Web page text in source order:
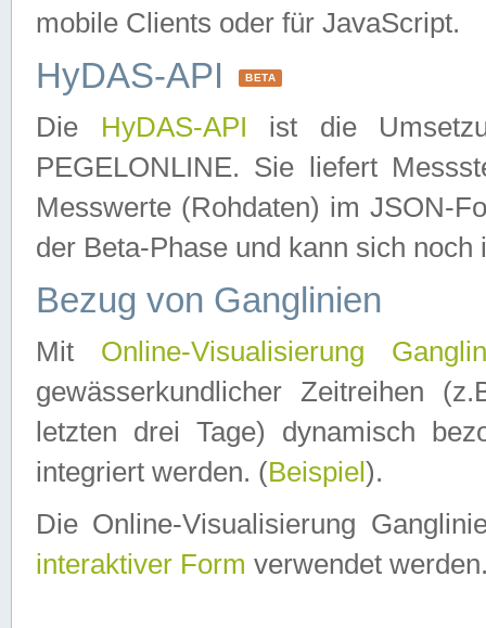
mobile Clients oder für JavaScript.
HyDAS-API BETA
Die HyDAS-API ist die
PEGELONLINE. Sie liefert
Messwerte (Rohdaten) im JSON-
der Beta-Phase und kann sich noch
Bezug von Ganglinien
Mit Online-Visualisierung
gewässerkundlicher Zeitreihen
letzten drei Tage) dynamisch
integriert werden. (Beispiel ).
Die Online-Visualisierung
interaktiver Form verwendet